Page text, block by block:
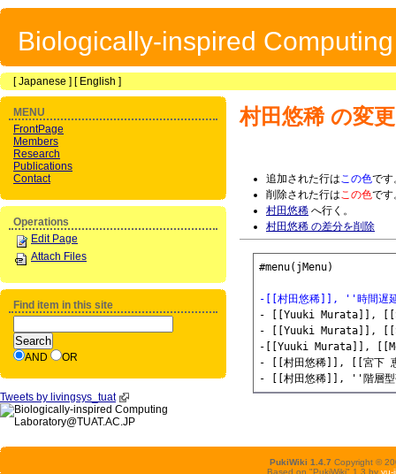
Biologically-inspired
[Japanese ] [ English ]
村田悠稀 の変
追加された行はこの色です
削除された行はこの色です
村田悠稀 へ行く。
村田悠稀 の差分を削除
-[[村田悠稀]], ''時間遅延下
- [[Yuuki Murata]],
- [[Yuuki Murata]],
-[[Yuuki Murata]],
- [[村田悠稀]], [[宮下 恵
MENU
FrontPage
Members
Research
Publications
Contact
Operations
Edit Page
Attach Files
Find item in this site
AND OR
Tweets by livingsys_tuat
PukiWiki 1.4.7 Copyright ©
Based on "PukiWiki" 1.3 by yu-ji